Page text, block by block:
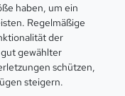
haben, um ein
Regelmäßige
der
gewählter
schützen,
steigern.